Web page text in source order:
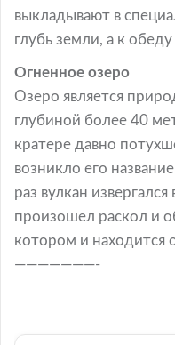
выкладывают в
глубь земли, а к
Огненное озеро
Озеро является
глубиной более 40
кратере давно
возникло его
раз вулкан
произошел раскол и
котором и находится
———————-